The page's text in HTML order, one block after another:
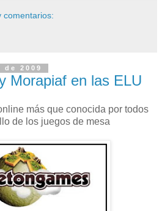
comentarios:
2009
Morapiaf en las ELU
más que conocida por todos
de los juegos de mesa